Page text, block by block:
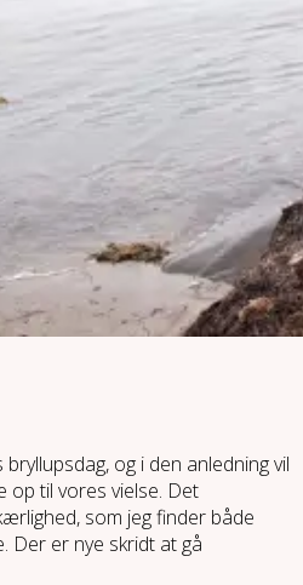
og i den anledning vil
op til vores vielse. Det
som jeg finder både
Der er nye skridt at gå